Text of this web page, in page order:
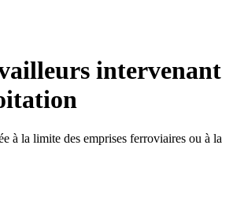
intervenant
à la limite des emprises ferroviaires ou à la